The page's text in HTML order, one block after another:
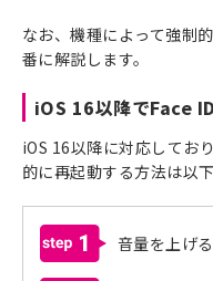
なお、機種によって強制
番に解説します。
iOS 16以降でFace
iOS 16以降に対応してお
的に再起動する方法は以
1 音量を上げ